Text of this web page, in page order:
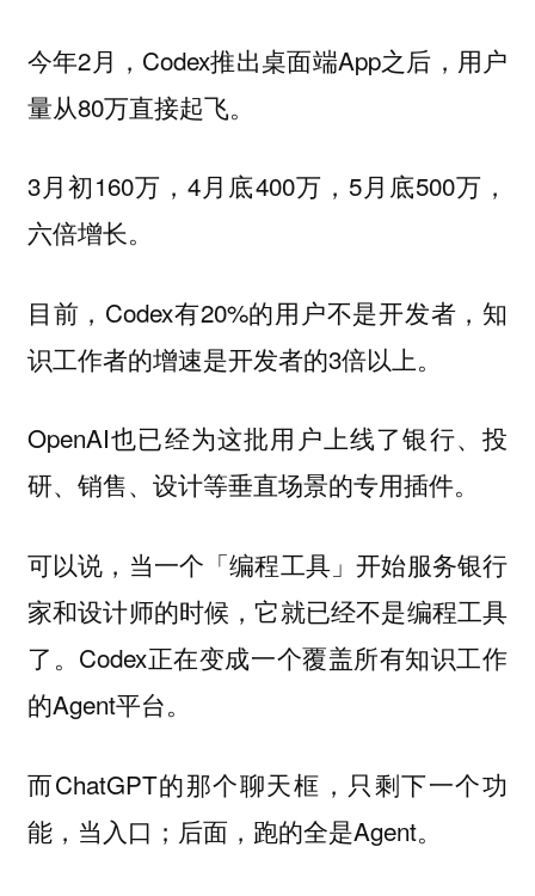
今年2月，Codex推出桌面端App之后，用户
量从80万直接起飞。
3月初160万，4月底400万，5月底500万，
六倍增长。
目前，Codex有20%的用户不是开发者，知
识工作者的增速是开发者的3倍以上。
OpenAI也已经为这批用户上线了银行、投
研、销售、设计等垂直场景的专用插件。
可以说，当一个「编程工具」开始服务银行
家和设计师的时候，它就已经不是编程工具
了。Codex正在变成一个覆盖所有知识工作
的Agent平台。
而ChatGPT的那个聊天框，只剩下一个功
能，当入口；后面，跑的全是Agent。